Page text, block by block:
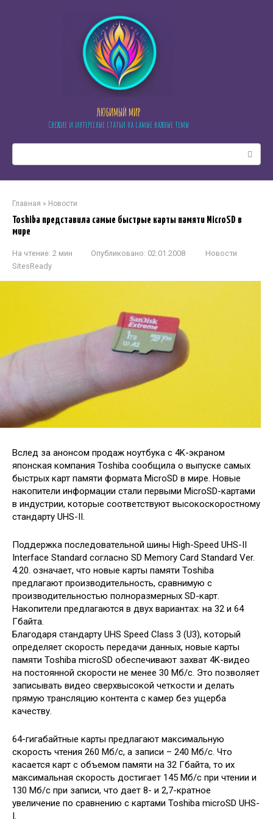
ЛЮБИМЫЙ МИР
Свежие и интересные статьи на самые важные темы
Главная » Новости
Toshiba представила самые быстрые карты памяти MicroSD в
мире
На чтение: 2 мин Опубликовано: 02.01.2008
Новости
SitesReady
Вслед за анонсом продаж ноутбука с 4K-экраном
японская компания Toshiba сообщила о выпуске самых
быстрых карт памяти формата MicroSD в мире. Новые
накопители информации стали первыми MicroSD-картами
в индустрии, которые соответствуют высокоскоростному
стандарту UHS-II.
Поддержка последовательной шины High-Speed UHS-II
Interface Standard согласно SD Memory Card Standard Ver.
4.20. означает, что новые карты памяти Toshiba
предлагают производительность, сравнимую с
производительностью полноразмерных SD-карт.
Накопители предлагаются в двух вариантах: на 32 и 64
Гбайта.
Благодаря стандарту UHS Speed Class 3 (U3), который
определяет скорость передачи данных, новые карты
памяти Toshiba microSD обеспечивают захват 4K-видео
на постоянной скорости не менее 30 Мб/с. Это позволяет
записывать видео сверхвысокой четкости и делать
прямую трансляцию контента с камер без ущерба
качеству.
64-гигабайтные карты предлагают максимальную
скорость чтения 260 Мб/с, а записи – 240 Мб/с. Что
касается карт с объемом памяти на 32 Гбайта, то их
максимальная скорость достигает 145 Мб/с при чтении и
130 Мб/с при записи, что дает 8- и 2,7-кратное
увеличение по сравнению с картами Toshiba microSD UHS-
I.